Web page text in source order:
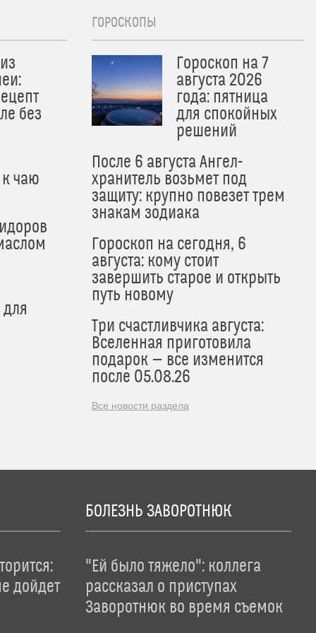
без
чаю
ГОРОСКОПЫ
Гороскоп на 7
августа 2026
года: пятница
для спокойных
решений
После 6 августа Ангел-
хранитель возьмет под
защиту: крупно повезет трем
знакам зодиака
Гороскоп на сегодня, 6
августа: кому стоит
завершить старое и открыть
путь новому
Три счастливчика августа:
Вселенная приготовила
подарок — все изменится
после 05.08.26
Все новости раздела
дойдет
БОЛЕЗНЬ ЗАВОРОТНЮК
"Ей было тяжело": коллега
рассказал о приступах
Заворотнюк во время съемок